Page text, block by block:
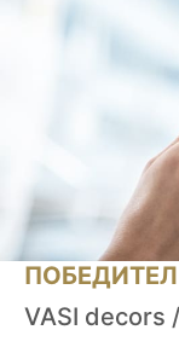
VASI decors